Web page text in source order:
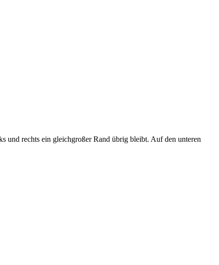
und rechts ein gleichgroßer Rand übrig bleibt. Auf den unteren